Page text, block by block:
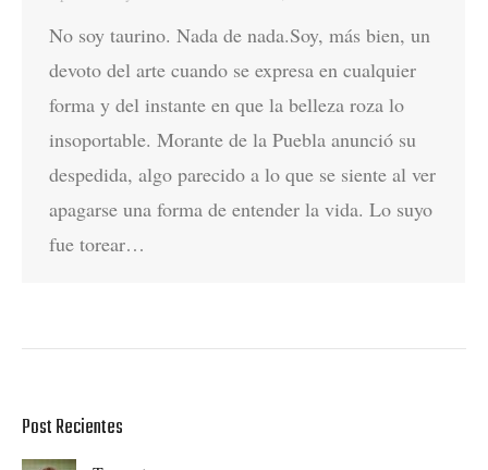
No soy taurino. Nada de nada.Soy, más bien, un
devoto del arte cuando se expresa en cualquier
forma y del instante en que la belleza roza lo
insoportable. Morante de la Puebla anunció su
despedida, algo parecido a lo que se siente al ver
apagarse una forma de entender la vida. Lo suyo
fue torear…
Post Recientes